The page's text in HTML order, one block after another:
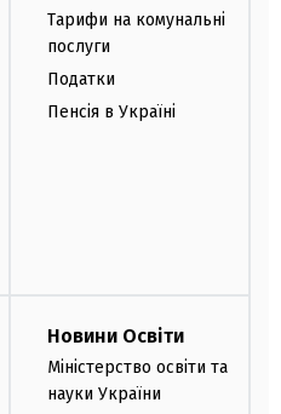
Тарифи на комунальні
послуги
Податки
Пенсія в Україні
Новини Освіти
Міністерство освіти та
науки України